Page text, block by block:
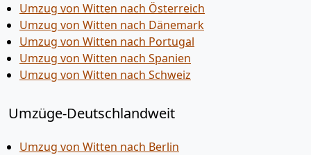
Umzug von Witten nach Österreich
Umzug von Witten nach Dänemark
Umzug von Witten nach Portugal
Umzug von Witten nach Spanien
Umzug von Witten nach Schweiz
Umzüge-Deutschlandweit
Umzug von Witten nach Berlin